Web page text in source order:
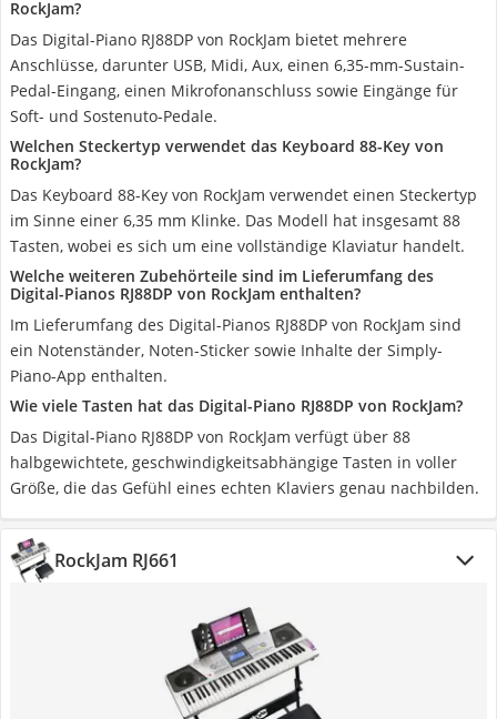
RockJam?
Das Digital-Piano RJ88DP von RockJam bietet mehrere
Anschlüsse, darunter USB, Midi, Aux, einen 6,35-mm-Sustain-
Pedal-Eingang, einen Mikrofonanschluss sowie Eingänge für
Soft- und Sostenuto-Pedale.
Welchen Steckertyp verwendet das Keyboard 88-Key von
RockJam?
Das Keyboard 88-Key von RockJam verwendet einen Steckertyp
im Sinne einer ‎6,35 mm Klinke. Das Modell hat insgesamt 88
Tasten, wobei es sich um eine vollständige Klaviatur handelt.
Welche weiteren Zubehörteile sind im Lieferumfang des
Digital-Pianos RJ88DP von RockJam enthalten?
Im Lieferumfang des Digital-Pianos RJ88DP von RockJam sind
ein Notenständer, Noten-Sticker sowie Inhalte der Simply-
Piano-App enthalten.
Wie viele Tasten hat das Digital-Piano RJ88DP von RockJam?
Das Digital-Piano RJ88DP von RockJam verfügt über 88
halbgewichtete, geschwindigkeitsabhängige Tasten in voller
Größe, die das Gefühl eines echten Klaviers genau nachbilden.
RockJam RJ661